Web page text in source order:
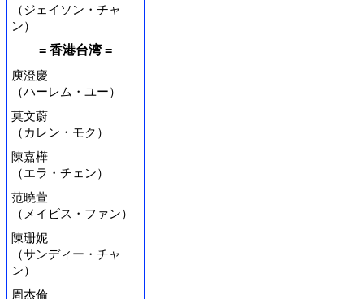
（ジェイソン・チャ
ン）
= 香港台湾 =
庾澄慶
（ハーレム・ユー）
莫文蔚
（カレン・モク）
陳嘉樺
（エラ・チェン）
范曉萱
（メイビス・ファン）
陳珊妮
（サンディー・チャ
ン）
周杰倫